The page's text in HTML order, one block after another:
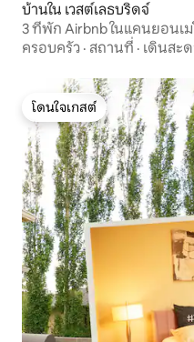
บ้านใน เวสต์เลธบริดจ์
3 ที่พัก Airbnb ในแคนยอนเ
มหาวิทยาลัย
ครอบครัว · สถานที่ · เดินสะ
โดนใจเกสต์
โดนใจเกสต์